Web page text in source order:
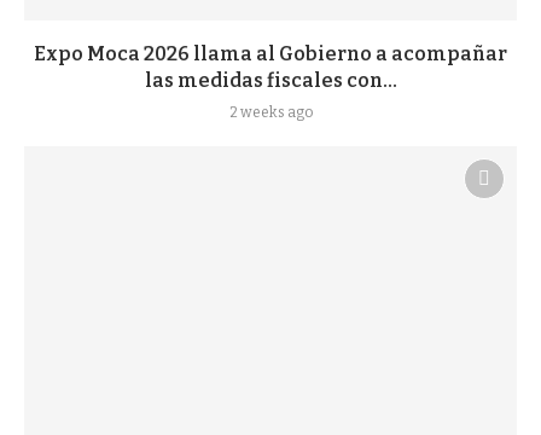
Expo Moca 2026 llama al Gobierno a acompañar
las medidas fiscales con...
2 weeks ago